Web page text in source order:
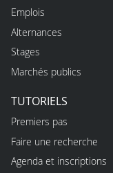
Emplois
Alternances
Stages
Marchés publics
TUTORIELS
Premiers pas
Faire une recherche
Agenda et inscriptions